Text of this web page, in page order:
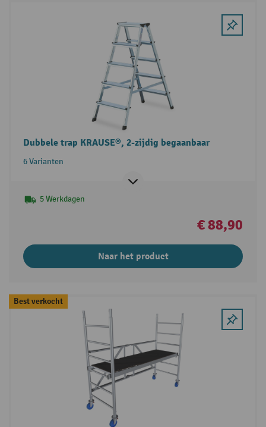
Dubbele trap KRAUSE®, 2-zijdig begaanbaar
6 Varianten
5 Werkdagen
€ 88,90
Naar het product
Best verkocht